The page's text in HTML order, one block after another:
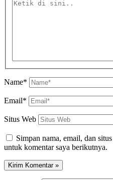
Name*
Email*
Situs Web
Simpan nama, email, dan
untuk komentar saya berikutnya.